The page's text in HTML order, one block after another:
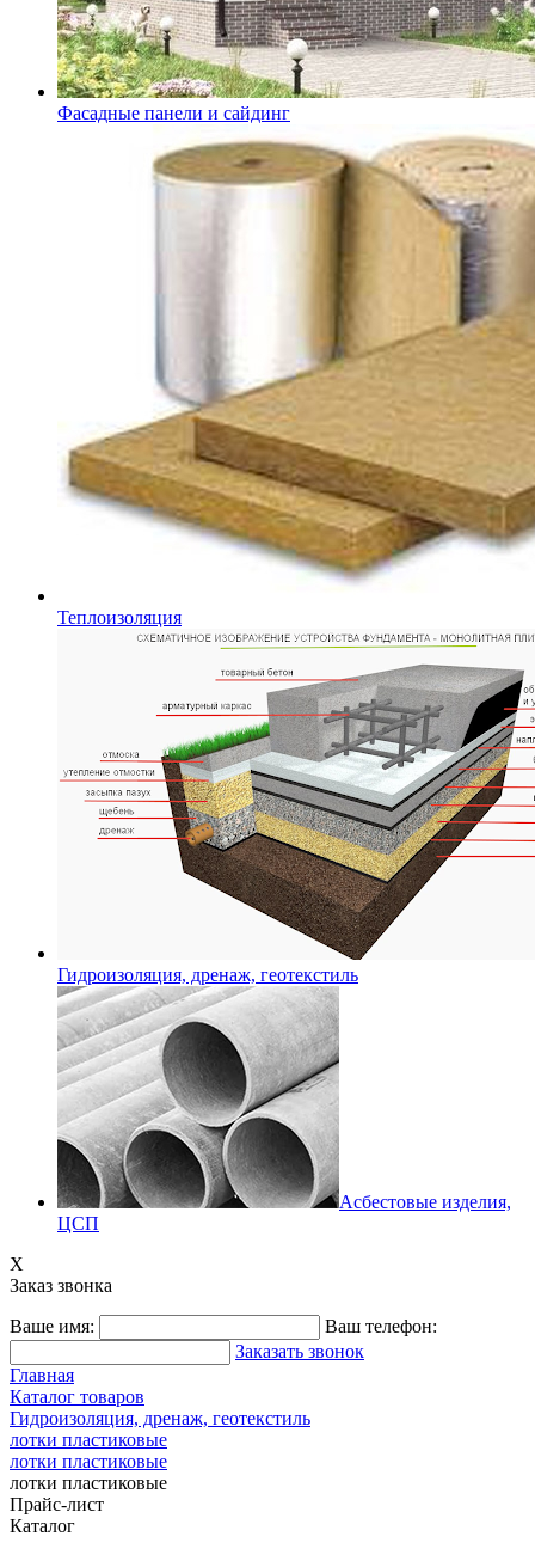
Фасадные панели и сайдинг
Теплоизоляция
Гидроизоляция, дренаж, геотекстиль
Асбестовые изделия,
ЦСП
X
Заказ звонка
Ваше имя:
Ваш телефон:
Заказать звонок
Главная
Каталог товаров
Гидроизоляция, дренаж, геотекстиль
лотки пластиковые
лотки пластиковые
лотки пластиковые
Прайс-лист
Каталог